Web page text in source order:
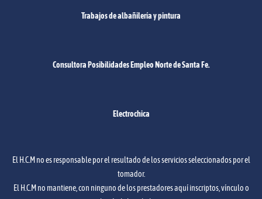
Trabajos de albañilería y pintura
Consultora Posibilidades Empleo Norte de Santa Fe.
Electrochica
El H.C.M no es responsable por el resultado de los servicios seleccionados por el
tomador.
El H.C.M no mantiene, con ninguno de los prestadores aquí inscriptos, vínculo o